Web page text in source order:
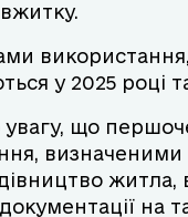
у 2025 році
увагу, що
визначеними
житла,
на